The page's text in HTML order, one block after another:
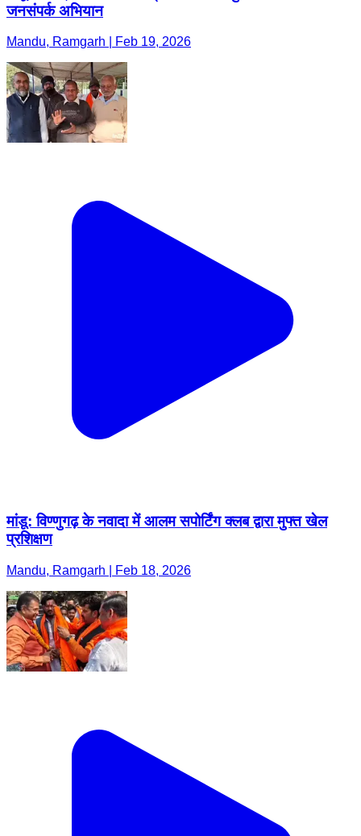
जनसंपर्क अभियान
Mandu, Ramgarh | Feb 19, 2026
मांडू: विण्णुगढ़ के नवादा में आलम सपोर्टिंग क्लब द्वारा मुफ्त खेल
प्रशिक्षण
Mandu, Ramgarh | Feb 18, 2026